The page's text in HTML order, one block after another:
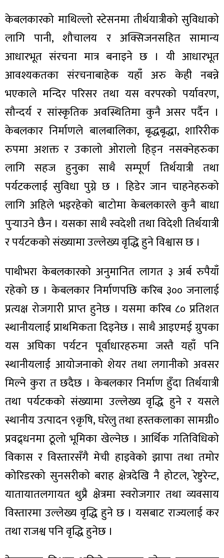
केबलकारको माथिल्लो स्टेसनमा तीर्थयात्रीको सुविधाको
लागि पानी, शौचालय र अक्सिजनसहित सामान्य
आधारभूत संरचना मात्र बनाइने छ । यी आधारभूत
आवश्यकतका संरचनाबाहेक यहाँ अरु केही नबन्ने
भएकाले मन्दिर परिसर तथा यस वरपरको पर्यावरण,
सौन्दर्य र सांस्कृतिक अवस्थितिमा कुनै असर पर्दैन ।
केबलकार निर्माणले बालबालिका, बृद्धबृद्धा, शारिरीक
रुपमा अशक्त र उकालो ओरालो हिड्न नसक्नेहरुका
लागि सहज हुनुका साथै सम्पूर्ण तिर्थयात्री तथा
पर्यटकलाई सुविधा पुग्ने छ । हिडेर जान चाहनेहरुको
लागि अहिले भइरहेको बाटोमा केबलकारले कुनै बाधा
पुर्‍याउने छैन । यसका साथै स्वदेशी तथा विदेशी तिर्थयात्री
र पर्यटकको संख्यामा उल्लेख्य वृद्धि हुने विश्वास छ ।
पाथीभरा केबलकारको अनुमानित लागत ३ अर्ब रुपैयाँ
रहेको छ । केबलकार निर्माणपछि करिब ३०० जनालाई
प्रत्यक्ष रोजगारी प्राप्त हुनेछ । यसमा करिब ८० प्रतिशत
स्थानीयलाई प्राथमिकता दिइनेछ । साथै आइएमई ग्रुपका
यस अघिका पर्यटन पूर्वाधारहरुमा जस्तै यहाँ पनि
स्थानीयलाई आयोजनाको शेयर तथा लगानीको अवसर
मिल्ने कुरा त छदैछ । केबलकार निर्माण हुँदा तिर्थयात्री
तथा पर्यटकको संख्यामा उल्लेख्य वृद्धि हुने र यसले
स्थानीय उत्पादन ९कृषि, घरेलु तथा हस्तकलाका सामग्री०
प्रवद्र्धनमा ठूलो भूमिका खेल्नेछ । आर्थिक गतिविधिको
विकास र विस्तारसँगै मेची हाइवेको झापा तथा तमोर
कोरिडरको सुनसरीको बराह क्षेत्रदेखि नै होटल, रेष्टुरेन्ट,
यातायातलगायत थुप्रै क्षेत्रमा स्वरोजगार तथा व्यवसाय
विस्तारमा उल्लेख्य वृद्धि हुने छ । यसबाट राज्यलाई कर
तथा राजश्व पनि वृद्धि हुनेछ ।